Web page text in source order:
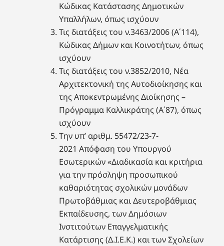
Κώδικας Κατάστασης Δημοτικών
Υπαλλήλων, όπως ισχύουν
Τις διατάξεις του ν.3463/2006 (Α΄114),
Κώδικας Δήμων και Κοινοτήτων, όπως
ισχύουν
Τις διατάξεις του ν.3852/2010, Νέα
Αρχιτεκτονική της Αυτοδιοίκησης και
της Αποκεντρωμένης Διοίκησης –
Πρόγραμμα Καλλικράτης (Α΄87), όπως
ισχύουν
Την υπ’ αριθμ. 55472/23-7-
2021 Απόφαση του Υπουργού
Εσωτερικών «Διαδικασία και κριτήρια
για την πρόσληψη προσωπικού
καθαριότητας σχολικών μονάδων
Πρωτοβάθμιας και Δευτεροβάθμιας
Εκπαίδευσης, των Δημόσιων
Ινστιτούτων Επαγγελματικής
Κατάρτισης (Δ.Ι.Ε.Κ.) και των Σχολείων